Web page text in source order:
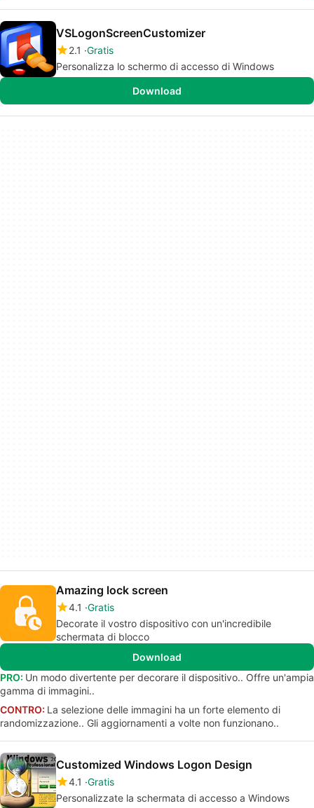
VSLogonScreenCustomizer
2.1 Gratis
Personalizza lo schermo di accesso di Windows
Download
Amazing lock screen
4.1 Gratis
Decorate il vostro dispositivo con un'incredibile
schermata di blocco
Download
PRO: Un modo divertente per decorare il dispositivo.. Offre un'ampia
gamma di immagini..
CONTRO: La selezione delle immagini ha un forte elemento di
randomizzazione.. Gli aggiornamenti a volte non funzionano..
Customized Windows Logon Design
4.1 Gratis
Personalizzate la schermata di accesso a Windows